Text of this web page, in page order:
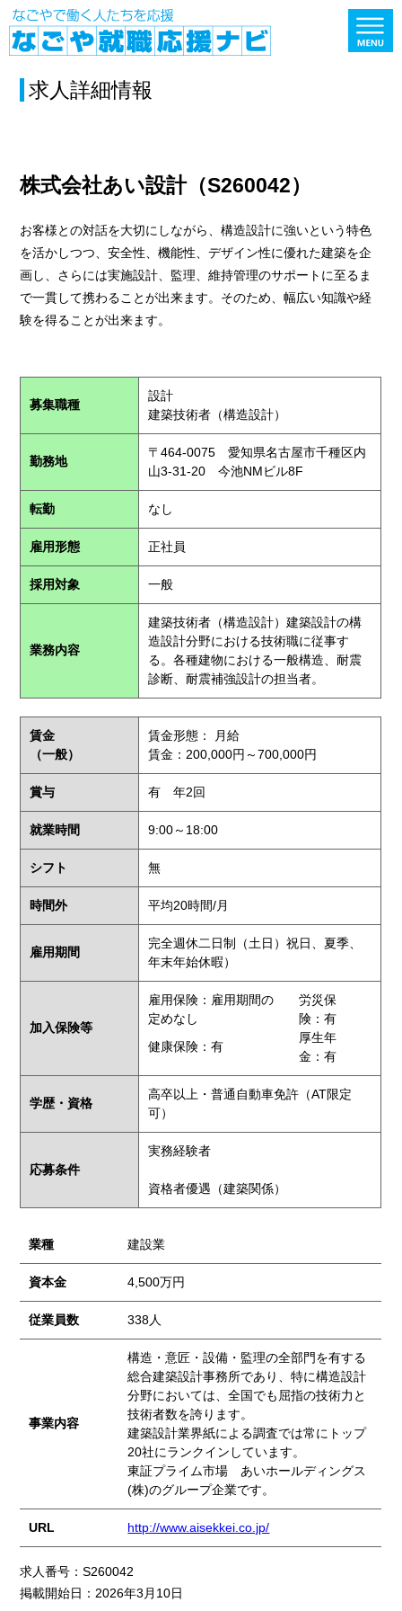
求人詳細情報
株式会社あい設計（S260042）
お客様との対話を大切にしながら、構造設計に強いという特色
を活かしつつ、安全性、機能性、デザイン性に優れた建築を企
画し、さらには実施設計、監理、維持管理のサポートに至るま
で一貫して携わることが出来ます。そのため、幅広い知識や経
験を得ることが出来ます。
募集職種
設計
建築技術者（構造設計）
勤務地
〒464-0075 愛知県名古屋市千種区内
山3-31-20 今池NMビル8F
転勤 なし
雇用形態 正社員
採用対象 一般
業務内容
建築技術者（構造設計）建築設計の構
造設計分野における技術職に従事す
る。各種建物における一般構造、耐震
診断、耐震補強設計の担当者。
賃金
（一般）
賃金形態： 月給
賃金：200,000円～700,000円
賞与 有 年2回
就業時間 9:00～18:00
シフト 無
時間外 平均20時間/月
雇用期間
完全週休二日制（土日）祝日、夏季、
年末年始休暇）
加入保険等
雇用保険：雇用期間の
定めなし
労災保
険：有
健康保険：有
厚生年
金：有
学歴・資格
高卒以上・普通自動車免許（AT限定
可）
応募条件
実務経験者
資格者優遇（建築関係）
業種 建設業
資本金 4,500万円
従業員数 338人
事業内容
構造・意匠・設備・監理の全部門を有する
総合建築設計事務所であり、特に構造設計
分野においては、全国でも屈指の技術力と
技術者数を誇ります。
建築設計業界紙による調査では常にトップ
20社にランクインしています。
東証プライム市場 あいホールディングス
(株)のグループ企業です。
URL http://www.aisekkei.co.jp/
求人番号：S260042
掲載開始日：2026年3月10日